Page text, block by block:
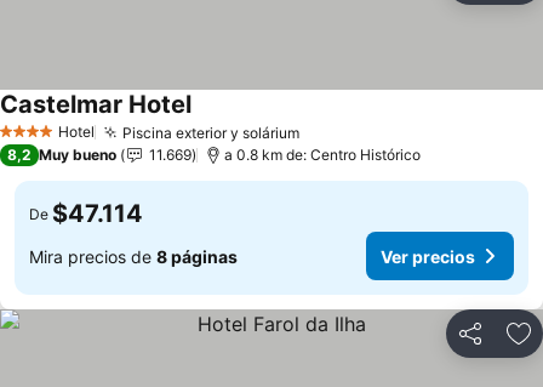
4 EstrellasHotel Piscina exterior y soláriumVer precios
Castelmar HotelVer precios
8,2 Muy bueno 11.669 a 0.8 km de: Centro Histórico
De $47.114
Mira precios de 8 páginas Ver precios
Compartir